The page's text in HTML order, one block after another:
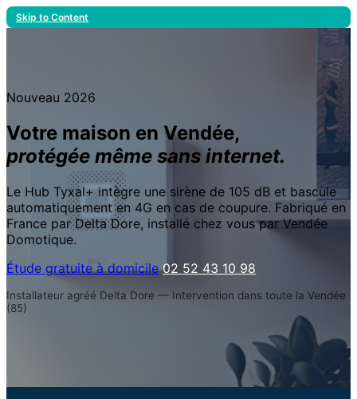
Skip to Content
Nouveau 2026
Votre maison en Vendée,
protégée même sans internet.
Le Hub Tyxal+ intègre une sirène de 105 dB et bascule
automatiquement en 4G en cas de coupure. Fabriqué en
France par Delta Dore, installé chez vous par Vendée
Domotique.
Étude gratuite à domicile 02 52 43 10 98
Installateur agréé Delta Dore — Intervention dans toute la Vendée
(85)